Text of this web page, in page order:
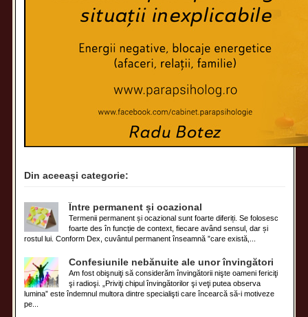
Din aceeași categorie:
Între permanent și ocazional
Termenii permanent și ocazional sunt foarte diferiți. Se folosesc
foarte des în funcție de context, fiecare având sensul, dar și
rostul lui. Conform Dex, cuvântul permanent înseamnă ”care există,...
Confesiunile nebănuite ale unor învingători
Am fost obişnuiţi să considerăm învingătorii nişte oameni fericiţi
şi radioşi. „Priviţi chipul învingătorilor şi veţi putea observa
lumina” este îndemnul multora dintre specialişti care încearcă să-i motiveze
pe...